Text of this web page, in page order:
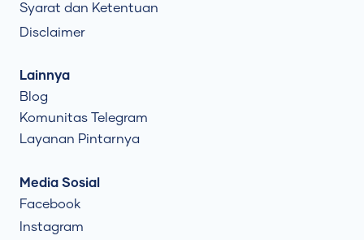
Syarat dan Ketentuan
Disclaimer
Lainnya
Blog
Komunitas Telegram
Layanan Pintarnya
Media Sosial
Facebook
Instagram